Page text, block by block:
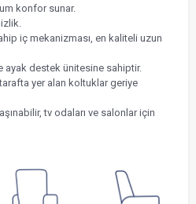
konfor sunar.
iç mekanizması, en kaliteli uzun
destek ünitesine sahiptir.
yer alan koltuklar geriye
tv odaları ve salonlar için